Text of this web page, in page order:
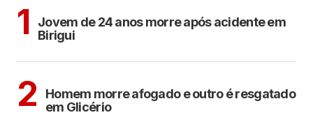
1
Jovem de 24 anos morre após acidente em
Birigui
2
Homem morre afogado e outro é resgatado
em Glicério